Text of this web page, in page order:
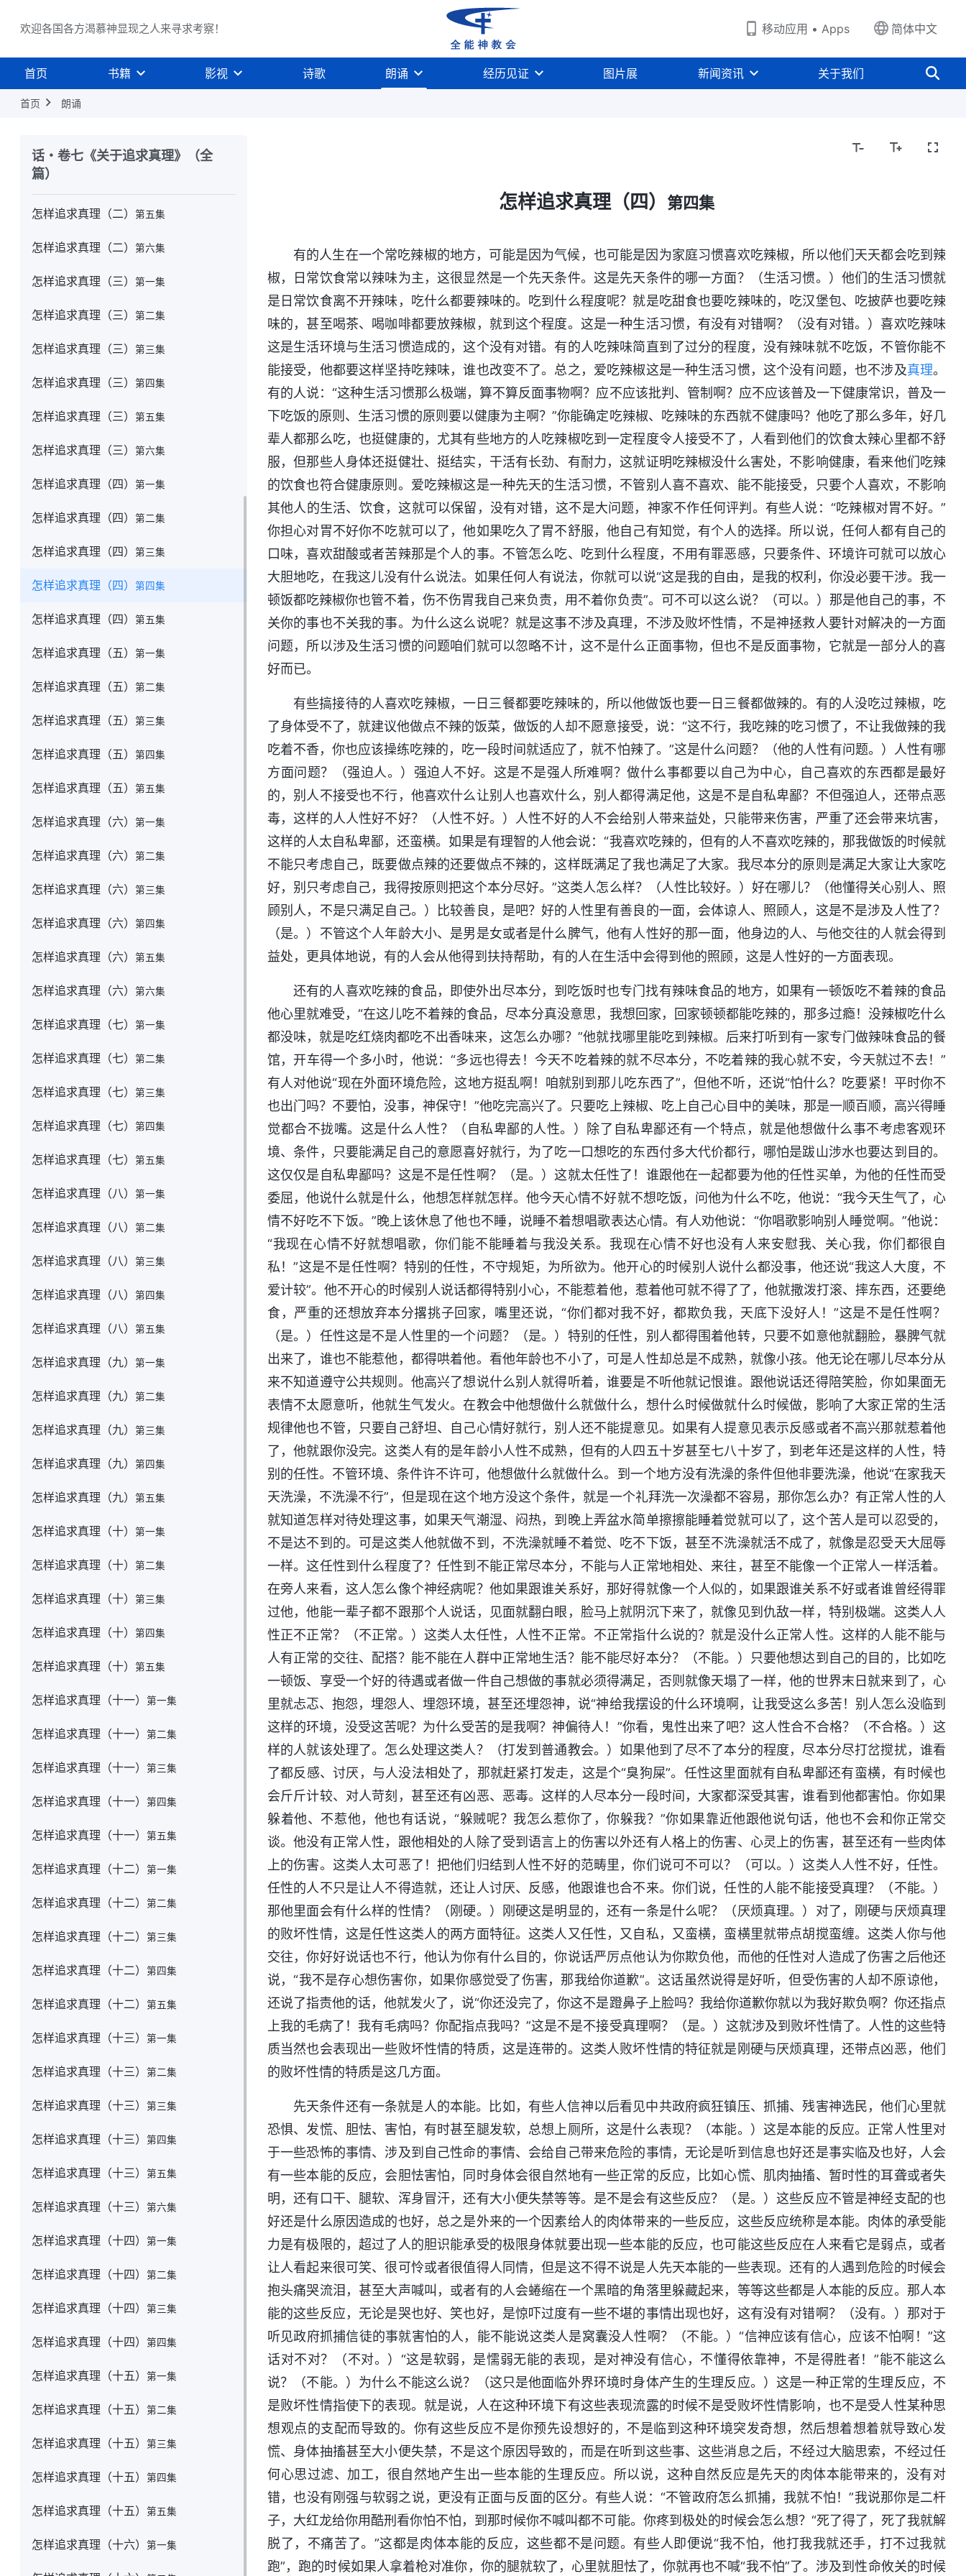
欢迎各国各方渴慕神显现之人来寻求考察！ 移动应用 • Apps 简体中文
首页 书籍 影视 诗歌 朗诵 经历见证 图片展 新闻资讯 关于我们
首页 朗诵
话・卷七《关于追求真理》（全
篇）
怎样追求真理（二） 第一集
怎样追求真理（二）
怎样追求真理（二） 第三集
怎样追求真理（二）
怎样追求真理（二） 第五集
怎样追求真理（二） 第六集
怎样追求真理（三） 第一集
怎样追求真理（三） 第二集
怎样追求真理（三） 第三集
怎样追求真理（三） 第四集
怎样追求真理（三） 第五集
怎样追求真理（三） 第六集
怎样追求真理（四） 第一集
怎样追求真理（四） 第二集
怎样追求真理（四） 第三集
怎样追求真理（四） 第四集
怎样追求真理（四） 第五集
怎样追求真理（五） 第一集
怎样追求真理（五） 第二集
怎样追求真理（五） 第三集
怎样追求真理（五） 第四集
怎样追求真理（五） 第五集
怎样追求真理（六） 第一集
怎样追求真理（六） 第二集
怎样追求真理（六） 第三集
怎样追求真理（六） 第四集
怎样追求真理（六） 第五集
怎样追求真理（六） 第六集
怎样追求真理（七） 第一集
怎样追求真理（七） 第二集
怎样追求真理（七） 第三集
怎样追求真理（七） 第四集
怎样追求真理（七） 第五集
怎样追求真理（八） 第一集
怎样追求真理（八） 第二集
怎样追求真理（八） 第三集
怎样追求真理（八） 第四集
怎样追求真理（八） 第五集
怎样追求真理（九） 第一集
怎样追求真理（九） 第二集
怎样追求真理（九） 第三集
怎样追求真理（九） 第四集
怎样追求真理（九） 第五集
怎样追求真理（十） 第一集
怎样追求真理（十） 第二集
怎样追求真理（十） 第三集
怎样追求真理（十） 第四集
怎样追求真理（十） 第五集
怎样追求真理（十一） 第一集
怎样追求真理（十一） 第二集
怎样追求真理（十一） 第三集
怎样追求真理（十一） 第四集
怎样追求真理（十一） 第五集
怎样追求真理（十二） 第一集
怎样追求真理（十二） 第二集
怎样追求真理（十二） 第三集
怎样追求真理（十二） 第四集
怎样追求真理（十二） 第五集
怎样追求真理（十三） 第一集
怎样追求真理（十三） 第二集
怎样追求真理（十三） 第三集
怎样追求真理（十三） 第四集
怎样追求真理（十三） 第五集
怎样追求真理（十三） 第六集
怎样追求真理（十四） 第一集
怎样追求真理（十四） 第二集
怎样追求真理（十四） 第三集
怎样追求真理（十四） 第四集
怎样追求真理（十五） 第一集
怎样追求真理（十五） 第二集
怎样追求真理（十五） 第三集
怎样追求真理（十五） 第四集
怎样追求真理（十五） 第五集
怎样追求真理（十六） 第一集
怎样追求真理（四） 第四集
有的人生在一个常吃辣椒的地方，可能是因为气候，也可能是因为家庭习惯喜欢吃辣椒，所以他们天天都会吃到辣
椒，日常饮食常以辣味为主，这很显然是一个先天条件。这是先天条件的哪一方面？（生活习惯。）他们的生活习惯就
是日常饮食离不开辣味，吃什么都要辣味的。吃到什么程度呢？就是吃甜食也要吃辣味的，吃汉堡包、吃披萨也要吃辣
味的，甚至喝茶、喝咖啡都要放辣椒，就到这个程度。这是一种生活习惯，有没有对错啊？（没有对错。）喜欢吃辣味
这是生活环境与生活习惯造成的，这个没有对错。有的人吃辣味简直到了过分的程度，没有辣味就不吃饭，不管你能不
能接受，他都要这样坚持吃辣味，谁也改变不了。总之，爱吃辣椒这是一种生活习惯，这个没有问题，也不涉及真理。
有的人说：“这种生活习惯那么极端，算不算反面事物啊？应不应该批判、管制啊？应不应该普及一下健康常识，普及一
下吃饭的原则、生活习惯的原则要以健康为主啊？”你能确定吃辣椒、吃辣味的东西就不健康吗？他吃了那么多年，好几
辈人都那么吃，也挺健康的，尤其有些地方的人吃辣椒吃到一定程度令人接受不了，人看到他们的饮食太辣心里都不舒
服，但那些人身体还挺健壮、挺结实，干活有长劲、有耐力，这就证明吃辣椒没什么害处，不影响健康，看来他们吃辣
的饮食也符合健康原则。爱吃辣椒这是一种先天的生活习惯，不管别人喜不喜欢、能不能接受，只要个人喜欢，不影响
其他人的生活、饮食，这就可以保留，没有对错，这不是大问题，神家不作任何评判。有些人说：“吃辣椒对胃不好。”
你担心对胃不好你不吃就可以了，他如果吃久了胃不舒服，他自己有知觉，有个人的选择。所以说，任何人都有自己的
口味，喜欢甜酸或者苦辣那是个人的事。不管怎么吃、吃到什么程度，不用有罪恶感，只要条件、环境许可就可以放心
大胆地吃，在我这儿没有什么说法。如果任何人有说法，你就可以说“这是我的自由，是我的权利，你没必要干涉。我一
顿饭都吃辣椒你也管不着，伤不伤胃我自己来负责，用不着你负责”。可不可以这么说？（可以。）那是他自己的事，不
关你的事也不关我的事。为什么这么说呢？就是这事不涉及真理，不涉及败坏性情，不是神拯救人要针对解决的一方面
问题，所以涉及生活习惯的问题咱们就可以忽略不计，这不是什么正面事物，但也不是反面事物，它就是一部分人的喜
好而已。
有些搞接待的人喜欢吃辣椒，一日三餐都要吃辣味的，所以他做饭也要一日三餐都做辣的。有的人没吃过辣椒，吃
了身体受不了，就建议他做点不辣的饭菜，做饭的人却不愿意接受，说：“这不行，我吃辣的吃习惯了，不让我做辣的我
吃着不香，你也应该操练吃辣的，吃一段时间就适应了，就不怕辣了。”这是什么问题？（他的人性有问题。）人性有哪
方面问题？（强迫人。）强迫人不好。这是不是强人所难啊？做什么事都要以自己为中心，自己喜欢的东西都是最好
的，别人不接受也不行，他喜欢什么让别人也喜欢什么，别人都得满足他，这是不是自私卑鄙？不但强迫人，还带点恶
毒，这样的人人性好不好？（人性不好。）人性不好的人不会给别人带来益处，只能带来伤害，严重了还会带来坑害，
这样的人太自私卑鄙，还蛮横。如果是有理智的人他会说：“我喜欢吃辣的，但有的人不喜欢吃辣的，那我做饭的时候就
不能只考虑自己，既要做点辣的还要做点不辣的，这样既满足了我也满足了大家。我尽本分的原则是满足大家让大家吃
好，别只考虑自己，我得按原则把这个本分尽好。”这类人怎么样？（人性比较好。）好在哪儿？（他懂得关心别人、照
顾别人，不是只满足自己。）比较善良，是吧？好的人性里有善良的一面，会体谅人、照顾人，这是不是涉及人性了？
（是。）不管这个人年龄大小、是男是女或者是什么脾气，他有人性好的那一面，他身边的人、与他交往的人就会得到
益处，更具体地说，有的人会从他得到扶持帮助，有的人在生活中会得到他的照顾，这是人性好的一方面表现。
还有的人喜欢吃辣的食品，即使外出尽本分，到吃饭时也专门找有辣味食品的地方，如果有一顿饭吃不着辣的食品
他心里就难受，“在这儿吃不着辣的食品，尽本分真没意思，我想回家，回家顿顿都能吃辣的，那多过瘾！没辣椒吃什么
都没味，就是吃红烧肉都吃不出香味来，这怎么办哪？”他就找哪里能吃到辣椒。后来打听到有一家专门做辣味食品的餐
馆，开车得一个多小时，他说：“多远也得去！今天不吃着辣的就不尽本分，不吃着辣的我心就不安，今天就过不去！”
有人对他说“现在外面环境危险，这地方挺乱啊！咱就别到那儿吃东西了”，但他不听，还说“怕什么？吃要紧！平时你不
也出门吗？不要怕，没事，神保守！”他吃完高兴了。只要吃上辣椒、吃上自己心目中的美味，那是一顺百顺，高兴得睡
觉都合不拢嘴。这是什么人性？（自私卑鄙的人性。）除了自私卑鄙还有一个特点，就是他想做什么事不考虑客观环
境、条件，只要能满足自己的意愿喜好就行，为了吃一口想吃的东西付多大代价都行，哪怕是跋山涉水也要达到目的。
这仅仅是自私卑鄙吗？这是不是任性啊？（是。）这就太任性了！谁跟他在一起都要为他的任性买单，为他的任性而受
委屈，他说什么就是什么，他想怎样就怎样。他今天心情不好就不想吃饭，问他为什么不吃，他说：“我今天生气了，心
情不好吃不下饭。”晚上该休息了他也不睡，说睡不着想唱歌表达心情。有人劝他说：“你唱歌影响别人睡觉啊。”他说：
“我现在心情不好就想唱歌，你们能不能睡着与我没关系。我现在心情不好也没有人来安慰我、关心我，你们都很自
私！”这是不是任性啊？特别的任性，不守规矩，为所欲为。他开心的时候别人说什么都没事，他还说“我这人大度，不
爱计较”。他不开心的时候别人说话都得特别小心，不能惹着他，惹着他可就不得了了，他就撒泼打滚、摔东西，还要绝
食，严重的还想放弃本分撂挑子回家，嘴里还说，“你们都对我不好，都欺负我，天底下没好人！”这是不是任性啊？
（是。）任性这是不是人性里的一个问题？（是。）特别的任性，别人都得围着他转，只要不如意他就翻脸，暴脾气就
出来了，谁也不能惹他，都得哄着他。看他年龄也不小了，可是人性却总是不成熟，就像小孩。他无论在哪儿尽本分从
来不知道遵守公共规则。他高兴了想说什么别人就得听着，谁要是不听他就记恨谁。跟他说话还得陪笑脸，你如果面无
表情不太愿意听，他就生气发火。在教会中他想做什么就做什么，想什么时候做就什么时候做，影响了大家正常的生活
规律他也不管，只要自己舒坦、自己心情好就行，别人还不能提意见。如果有人提意见表示反感或者不高兴那就惹着他
了，他就跟你没完。这类人有的是年龄小人性不成熟，但有的人四五十岁甚至七八十岁了，到老年还是这样的人性，特
别的任性。不管环境、条件许不许可，他想做什么就做什么。到一个地方没有洗澡的条件但他非要洗澡，他说“在家我天
天洗澡，不洗澡不行”，但是现在这个地方没这个条件，就是一个礼拜洗一次澡都不容易，那你怎么办？有正常人性的人
就知道怎样对待处理这事，如果天气潮湿、闷热，到晚上弄盆水简单擦擦能睡着觉就可以了，这个苦人是可以忍受的，
不是达不到的。可是这类人他就做不到，不洗澡就睡不着觉、吃不下饭，甚至不洗澡就活不成了，就像是忍受天大屈辱
一样。这任性到什么程度了？任性到不能正常尽本分，不能与人正常地相处、来往，甚至不能像一个正常人一样活着。
在旁人来看，这人怎么像个神经病呢？他如果跟谁关系好，那好得就像一个人似的，如果跟谁关系不好或者谁曾经得罪
过他，他能一辈子都不跟那个人说话，见面就翻白眼，脸马上就阴沉下来了，就像见到仇敌一样，特别极端。这类人人
性正不正常？（不正常。）这类人太任性，人性不正常。不正常指什么说的？就是没什么正常人性。这样的人能不能与
人有正常的交往、配搭？能不能在人群中正常地生活？能不能尽好本分？（不能。）只要他想达到自己的目的，比如吃
一顿饭、享受一个好的待遇或者做一件自己想做的事就必须得满足，否则就像天塌了一样，他的世界末日就来到了，心
里就忐忑、抱怨，埋怨人、埋怨环境，甚至还埋怨神，说“神给我摆设的什么环境啊，让我受这么多苦！别人怎么没临到
这样的环境，没受这苦呢？为什么受苦的是我啊？神偏待人！”你看，鬼性出来了吧？这人性合不合格？（不合格。）这
样的人就该处理了。怎么处理这类人？（打发到普通教会。）如果他到了尽不了本分的程度，尽本分尽打岔搅扰，谁看
了都反感、讨厌，与人没法相处了，那就赶紧打发走，这是个“臭狗屎”。任性这里面就有自私卑鄙还有蛮横，有时候也
会斤斤计较、对人苛刻，甚至还有凶恶、恶毒。这样的人尽本分一段时间，大家都深受其害，谁看到他都害怕。你如果
躲着他、不惹他，他也有话说，“躲贼呢？我怎么惹你了，你躲我？”你如果靠近他跟他说句话，他也不会和你正常交
谈。他没有正常人性，跟他相处的人除了受到语言上的伤害以外还有人格上的伤害、心灵上的伤害，甚至还有一些肉体
上的伤害。这类人太可恶了！把他们归结到人性不好的范畴里，你们说可不可以？（可以。）这类人人性不好，任性。
任性的人不只是让人不得造就，还让人讨厌、反感，他跟谁也合不来。你们说，任性的人能不能接受真理？（不能。）
那他里面会有什么样的性情？（刚硬。）刚硬这是明显的，还有一条是什么呢？（厌烦真理。）对了，刚硬与厌烦真理
的败坏性情，这是任性这类人的两方面特征。这类人又任性，又自私，又蛮横，蛮横里就带点胡搅蛮缠。这类人你与他
交往，你好好说话也不行，他认为你有什么目的，你说话严厉点他认为你欺负他，而他的任性对人造成了伤害之后他还
说，“我不是存心想伤害你，如果你感觉受了伤害，那我给你道歉”。这话虽然说得是好听，但受伤害的人却不原谅他，
还说了指责他的话，他就发火了，说“你还没完了，你这不是蹬鼻子上脸吗？我给你道歉你就以为我好欺负啊？你还指点
上我的毛病了！我有毛病吗？你配指点我吗？”这是不是不接受真理啊？（是。）这就涉及到败坏性情了。人性的这些特
质当然也会表现出一些败坏性情的特质，这是连带的。这类人败坏性情的特征就是刚硬与厌烦真理，还带点凶恶，他们
的败坏性情的特质是这几方面。
先天条件还有一条就是人的本能。比如，有些人信神以后看见中共政府疯狂镇压、抓捕、残害神选民，他们心里就
恐惧、发慌、胆怯、害怕，有时甚至腿发软，总想上厕所，这是什么表现？（本能。）这是本能的反应。正常人性里对
于一些恐怖的事情、涉及到自己性命的事情、会给自己带来危险的事情，无论是听到信息也好还是事实临及也好，人会
有一些本能的反应，会胆怯害怕，同时身体会很自然地有一些正常的反应，比如心慌、肌肉抽搐、暂时性的耳聋或者失
明，还有口干、腿软、浑身冒汗，还有大小便失禁等等。是不是会有这些反应？（是。）这些反应不管是神经支配的也
好还是什么原因造成的也好，总之是外来的一个因素给人的肉体带来的一些反应，这些反应统称是本能。肉体的承受能
力是有极限的，超过了人的胆识能承受的极限身体就要出现一些本能的反应，也可能这些反应在人来看它是弱点，或者
让人看起来很可笑、很可怜或者很值得人同情，但是这不得不说是人先天本能的一些表现。还有的人遇到危险的时候会
抱头痛哭流泪，甚至大声喊叫，或者有的人会蜷缩在一个黑暗的角落里躲藏起来，等等这些都是人本能的反应。那人本
能的这些反应，无论是哭也好、笑也好，是惊吓过度有一些不堪的事情出现也好，这有没有对错啊？（没有。）那对于
听见政府抓捕信徒的事就害怕的人，能不能说这类人是窝囊没人性啊？（不能。）“信神应该有信心，应该不怕啊！”这
话对不对？（不对。）“这是软弱，是懦弱无能的表现，是对神没有信心，不懂得依靠神，不是得胜者！”能不能这么
说？（不能。）为什么不能这么说？（这只是他面临外界环境时身体产生的生理反应。）这是一种正常的生理反应，不
是败坏性情指使下的表现。就是说，人在这种环境下有这些表现流露的时候不是受败坏性情影响，也不是受人性某种思
想观点的支配而导致的。你有这些反应不是你预先设想好的，不是临到这种环境突发奇想，然后想着想着就导致心发
慌、身体抽搐甚至大小便失禁，不是这个原因导致的，而是在听到这些事、这些消息之后，不经过大脑思索，不经过任
何心思过滤、加工，很自然地产生出一些本能的生理反应。所以说，这种自然反应是先天的肉体本能带来的，没有对
错，也没有刚强与软弱之说，更没有正面与反面的区分。有些人说：“不管政府怎么抓捕，我就不怕！”我说那你是二杆
子，大红龙给你用酷刑看你怕不怕，到那时候你不喊叫都不可能。你疼到极处的时候会怎么想？“死了得了，死了我就解
脱了，不痛苦了。”这都是肉体本能的反应，这些都不是问题。有些人即便说“我不怕，他打我我就还手，打不过我就
跑”，跑的时候如果人拿着枪对准你，你的腿就软了，心里就胆怯了，你就再也不喊“我不怕”了。涉及到性命攸关的时候